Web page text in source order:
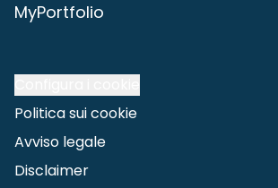
MyPortfolio
Politica sui cookie
Avviso legale
Disclaimer